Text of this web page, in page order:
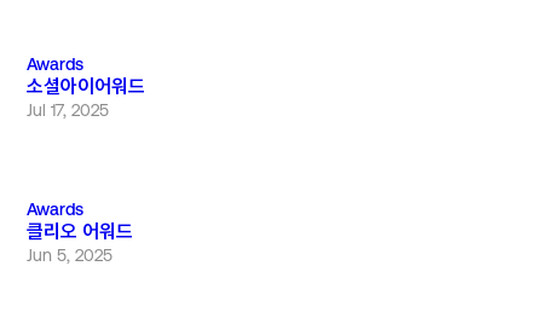
Awards
소셜아이어워드
Jul 17, 2025
Awards
클리오 어워드
Jun 5, 2025